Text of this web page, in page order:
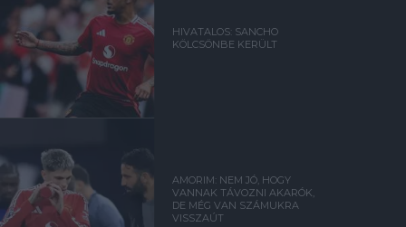
HIVATALOS: SANCHO
KÖLCSÖNBE KERÜLT
AMORIM: NEM JÓ, HOGY
VANNAK TÁVOZNI AKARÓK,
DE MÉG VAN SZÁMUKRA
VISSZAÚT